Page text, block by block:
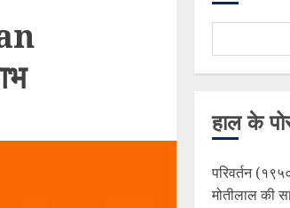
हाल के
परिवर्तन
मोतीलाल की